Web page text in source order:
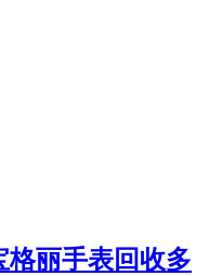
格丽手表回收多